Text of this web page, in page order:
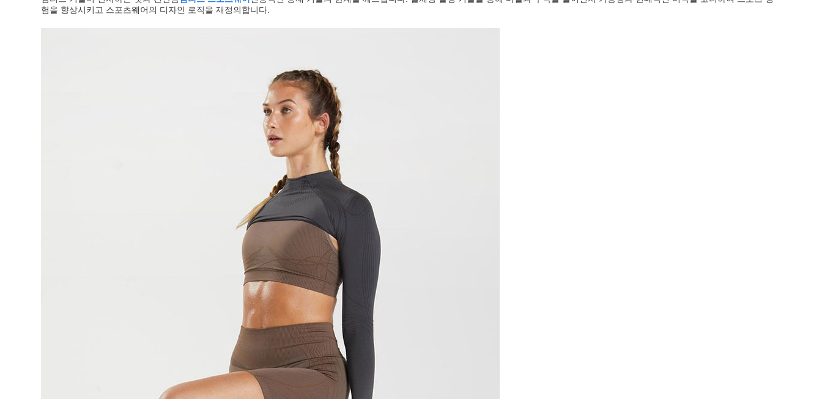
험을 향상시키고 스포츠웨어의 디자인 로직을 재정의합니다.